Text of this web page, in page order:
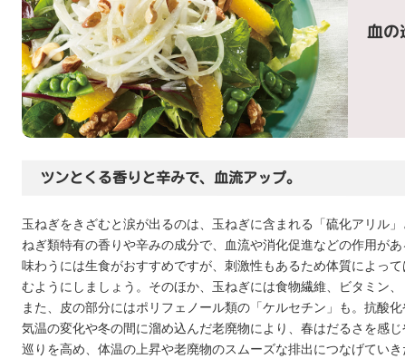
血の
ツンとくる香りと辛みで、血流アップ。
玉ねぎをきざむと涙が出るのは、玉ねぎに含まれる「硫化アリル
ねぎ類特有の香りや辛みの成分で、血流や消化促進などの作用が
味わうには生食がおすすめですが、刺激性もあるため体質によっ
むようにしましょう。そのほか、玉ねぎには食物繊維、ビタミン
また、皮の部分にはポリフェノール類の「ケルセチン」も。抗酸
気温の変化や冬の間に溜め込んだ老廃物により、春はだるさを感
巡りを高め、体温の上昇や老廃物のスムーズな排出につなげていき